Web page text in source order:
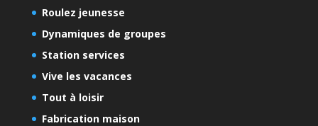
Roulez jeunesse
Dynamiques de groupes
Station services
Vive les vacances
Tout à loisir
Fabrication maison